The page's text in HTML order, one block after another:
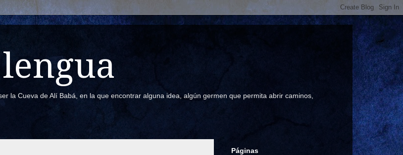
la Cueva de Alí Babá, en la que encontrar alguna idea, algún germen que permita abrir caminos,
Páginas